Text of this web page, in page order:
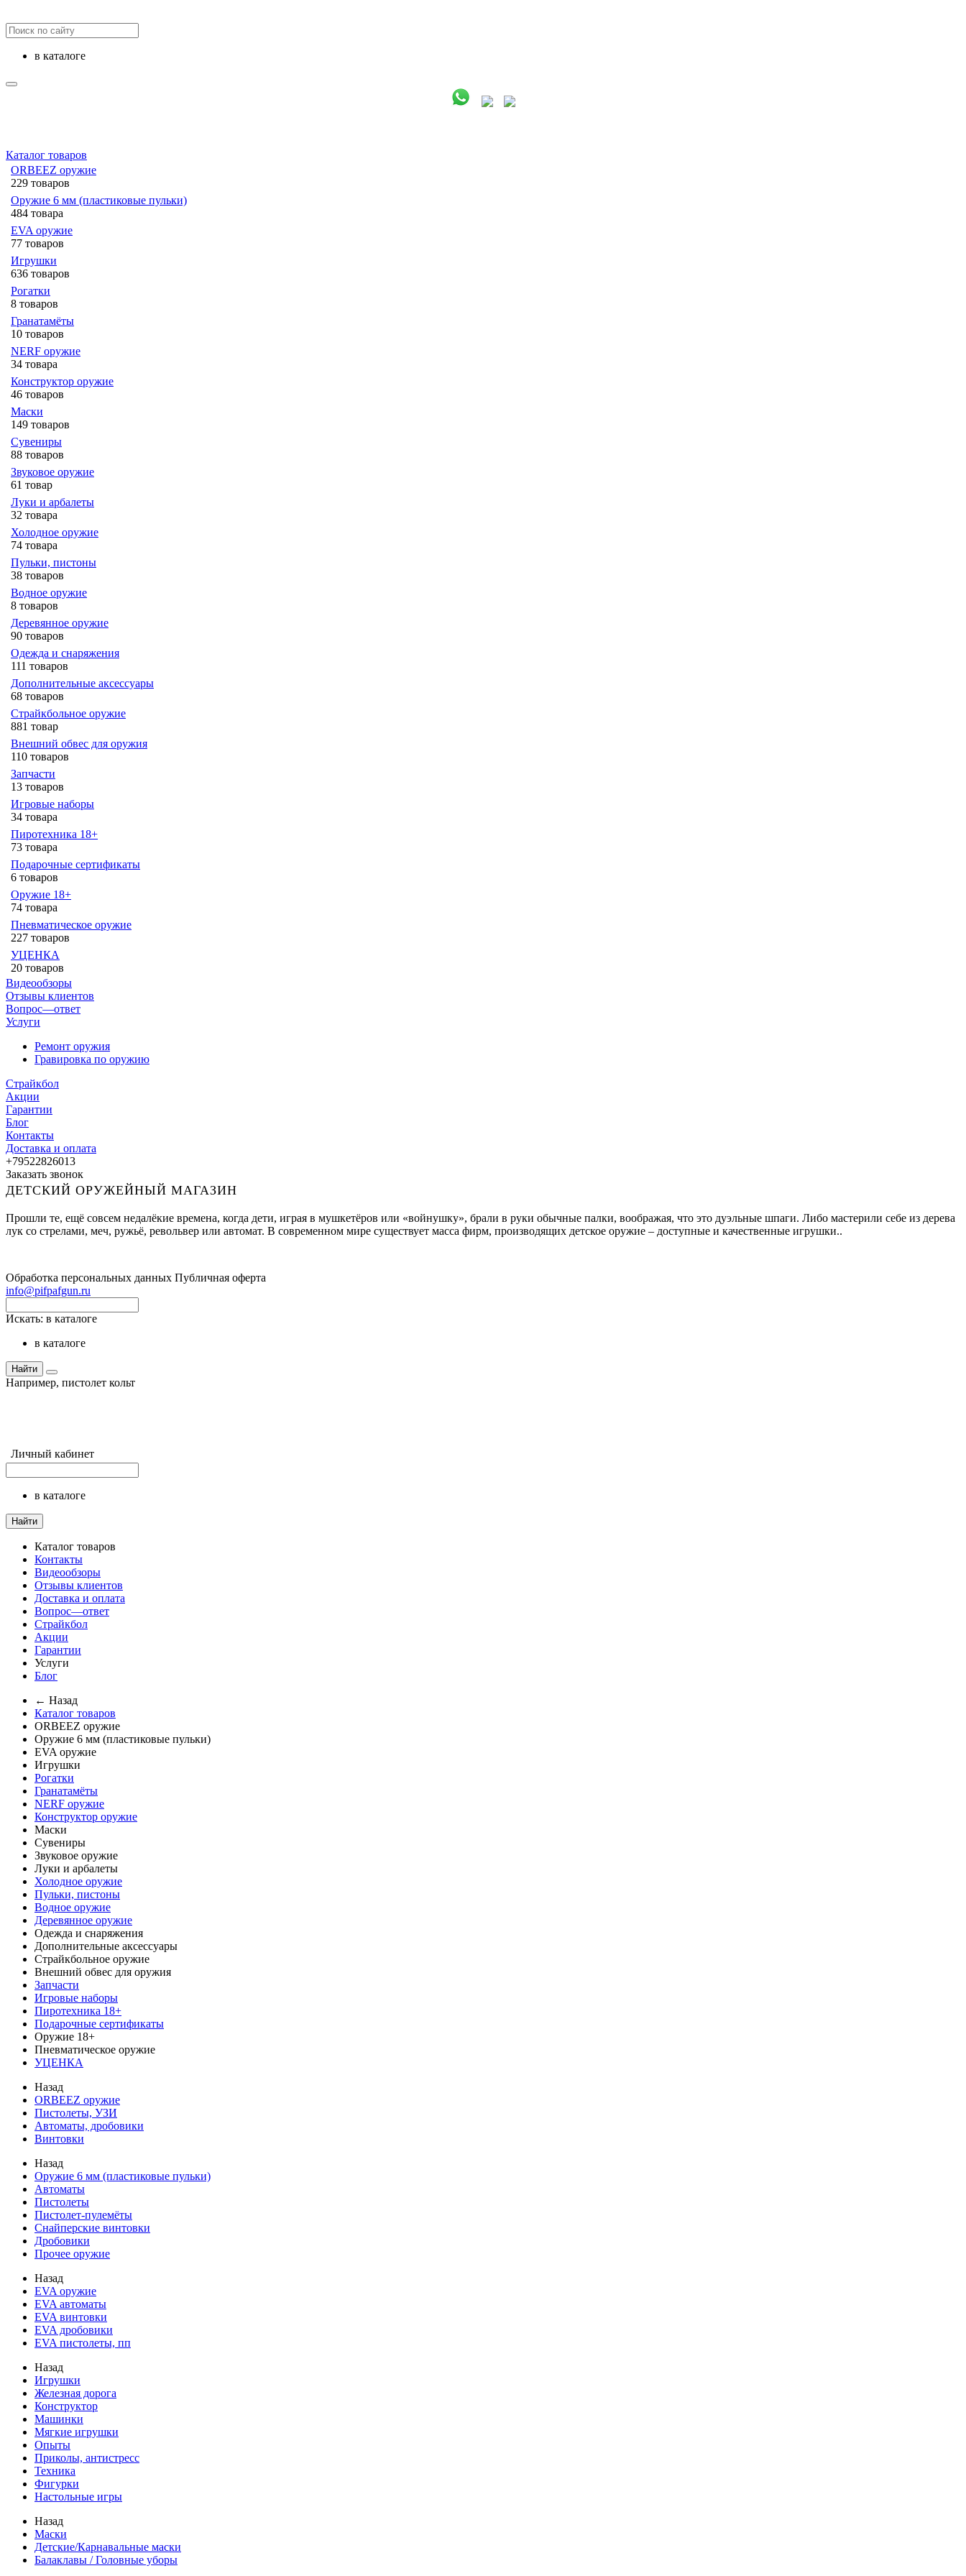
в каталоге
Каталог товаров
ORBEEZ оружие
229 товаров
Оружие 6 мм (пластиковые пульки)
484 товара
EVA оружие
77 товаров
Игрушки
636 товаров
Рогатки
8 товаров
Гранатамёты
10 товаров
NERF оружие
34 товара
Конструктор оружие
46 товаров
Маски
149 товаров
Сувениры
88 товаров
Звуковое оружие
61 товар
Луки и арбалеты
32 товара
Холодное оружие
74 товара
Пульки, пистоны
38 товаров
Водное оружие
8 товаров
Деревянное оружие
90 товаров
Одежда и снаряжения
111 товаров
Дополнительные аксессуары
68 товаров
Страйкбольное оружие
881 товар
Внешний обвес для оружия
110 товаров
Запчасти
13 товаров
Игровые наборы
34 товара
Пиротехника 18+
73 товара
Подарочные сертификаты
6 товаров
Оружие 18+
74 товара
Пневматическое оружие
227 товаров
УЦЕНКА
20 товаров
Видеообзоры
Отзывы клиентов
Вопрос—ответ
Услуги
Ремонт оружия
Гравировка по оружию
Страйкбол
Акции
Гарантии
Блог
Контакты
Доставка и оплата
+79522826013
Заказать звонок
ДЕТСКИЙ ОРУЖЕЙНЫЙ МАГАЗИН
Прошли те, ещё совсем недалёкие времена, когда дети, играя в мушкетёров или «войнушку», брали в руки обычные палки, воображая, что это дуэльные шпаги. Либо мастерили себе из дерева
лук со стрелами, меч, ружьё, револьвер или автомат. В современном мире существует масса фирм, производящих детское оружие – доступные и качественные игрушки..
Обработка персональных данных Публичная оферта
info@pifpafgun.ru
Искать: в каталоге
в каталоге
Найти
Например, пистолет кольт
Личный кабинет
в каталоге
Найти
Каталог товаров
Контакты
Видеообзоры
Отзывы клиентов
Доставка и оплата
Вопрос—ответ
Страйкбол
Акции
Гарантии
Услуги
Блог
← Назад
Каталог товаров
ORBEEZ оружие
Оружие 6 мм (пластиковые пульки)
EVA оружие
Игрушки
Рогатки
Гранатамёты
NERF оружие
Конструктор оружие
Маски
Сувениры
Звуковое оружие
Луки и арбалеты
Холодное оружие
Пульки, пистоны
Водное оружие
Деревянное оружие
Одежда и снаряжения
Дополнительные аксессуары
Страйкбольное оружие
Внешний обвес для оружия
Запчасти
Игровые наборы
Пиротехника 18+
Подарочные сертификаты
Оружие 18+
Пневматическое оружие
УЦЕНКА
Назад
ORBEEZ оружие
Пистолеты, УЗИ
Автоматы, дробовики
Винтовки
Назад
Оружие 6 мм (пластиковые пульки)
Автоматы
Пистолеты
Пистолет-пулемёты
Снайперские винтовки
Дробовики
Прочее оружие
Назад
EVA оружие
EVA автоматы
EVA винтовки
EVA дробовики
EVA пистолеты, пп
Назад
Игрушки
Железная дорога
Конструктор
Машинки
Мягкие игрушки
Опыты
Приколы, антистресс
Техника
Фигурки
Настольные игры
Назад
Маски
Детские/Карнавальные маски
Балаклавы / Головные уборы